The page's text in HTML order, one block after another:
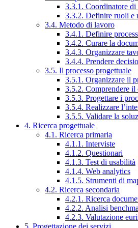
3.3.1. Coordinatore di
3.3.2. Definire ruoli e
3.4. Metodo di lavoro
3.4.1. Definire
3.4.2. Curare la
3.4.3. Organizzare
3.4.4. Prendere
3.5. Il processo progettuale
3.5.1. Organizzare il
3.5.2. Comprendere il
3.5.3. Progettare i
3.5.4. Realizzare
3.5.5. Validare la
4. Ricerca progettuale
4.1. Ricerca primaria
4.1.1. Interviste
4.1.2. Questionari
4.1.3. Test di usabilità
4.1.4. Web analytics
4.1.5. Strumenti di
4.2. Ricerca secondaria
4.2.1. Ricerca
4.2.2. Analisi
4.2.3. Valutazione
5. Progettazione dei servizi